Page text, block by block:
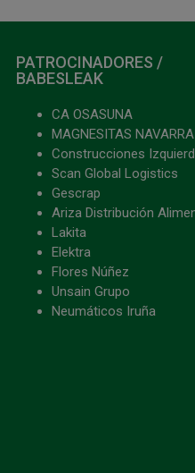
PATROCINADORES /
BABESLEAK
CA OSASUNA
MAGNESITAS NAVARRA
Construcciones
Scan Global Logistics
Gescrap
Ariza Distribución
Lakita
Elektra
Flores Núñez
Unsain Grupo
Neumáticos Iruña